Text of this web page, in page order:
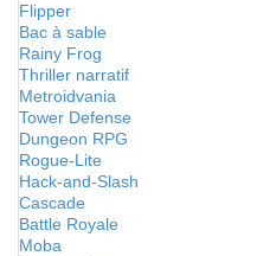
Flipper
Bac à sable
Rainy Frog
Thriller narratif
Metroidvania
Tower Defense
Dungeon RPG
Rogue-Lite
Hack-and-Slash
Cascade
Battle Royale
Moba